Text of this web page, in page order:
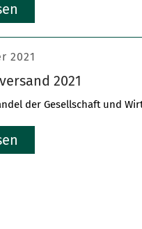
2021
der Gesellschaft und
2021